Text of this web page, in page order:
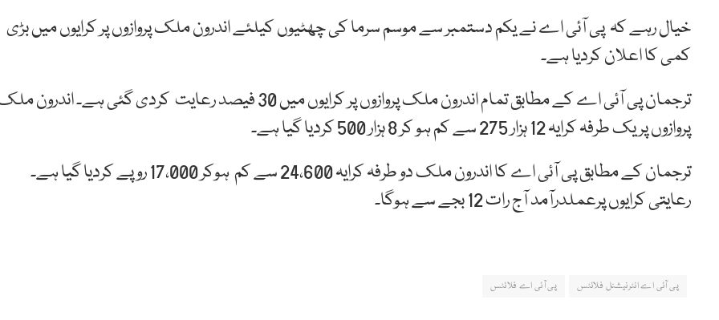
خیال رہے کہ پی آئی اے نے یکم دستمبر سے موسم سرما کی چھٹیوں کیلئے اندرون ملک پروازوں پر کرایوں میں بڑی
کمی کا اعلان کردیا ہے۔
ترجمان پی آئی اے کے مطابق تمام اندرون ملک پروازوں پر کرایوں میں 30 فیصد رعایت کردی گئی ہے۔ اندرون
پروازوں پر یک طرفہ کرایہ 12 ہزار 275 سے کم ہو کر 8 ہزار 500 کردیا گیا ہے۔
ترجمان کے مطابق پی آئی اے کا اندرون ملک دو طرفہ کرایہ 24،600 سے کم ہوکر 17،000 روپے کردیا گیا ہے۔
رعایتی کرایوں پرعملدرآمد آج رات 12 بجے سے ہوگا۔
پی آئی اے انٹرنیشنل فلائٹس پی آئی اے فلائٹس